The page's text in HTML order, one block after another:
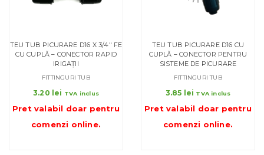
TEU TUB PICURARE D16 X 3/4″ FE
CU CUPLĂ – CONECTOR RAPID
IRIGAȚII
FITTINGURI TUB
3.20 lei TVA inclus
Pret valabil doar pentru
comenzi online.
TEU TUB PICURARE D16 CU
CUPLĂ – CONECTOR PENTRU
SISTEME DE PICURARE
FITTINGURI TUB
3.85 lei TVA inclus
Pret valabil doar pentru
comenzi online.